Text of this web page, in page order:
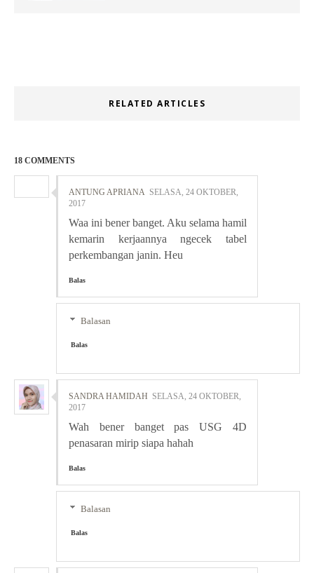
RELATED ARTICLES
18 COMMENTS
ANTUNG APRIANA SELASA, 24 OKTOBER,
2017
Waa ini bener banget. Aku selama hamil
kemarin kerjaannya ngecek tabel
perkembangan janin. Heu
Balas
Balasan
Balas
SANDRA HAMIDAH SELASA, 24 OKTOBER,
2017
Wah bener banget pas USG 4D
penasaran mirip siapa hahah
Balas
Balasan
Balas